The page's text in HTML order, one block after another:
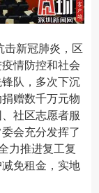
击新冠肺炎，区
情防控和社会
队，多次下沉
赠数千万元物
社区志愿者服
会充分发挥了
力推进复工复
免租金，实地